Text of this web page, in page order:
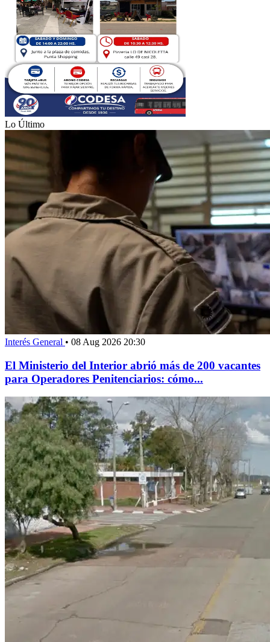
Lo Último
Interés General • 08 Aug 2026 20:30
El Ministerio del Interior abrió más de 200 vacantes
para Operadores Penitenciarios: cómo...